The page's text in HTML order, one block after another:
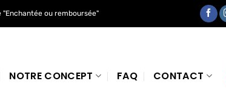
ou remboursée"
NOTRE CONCEPT FAQ CONTACT